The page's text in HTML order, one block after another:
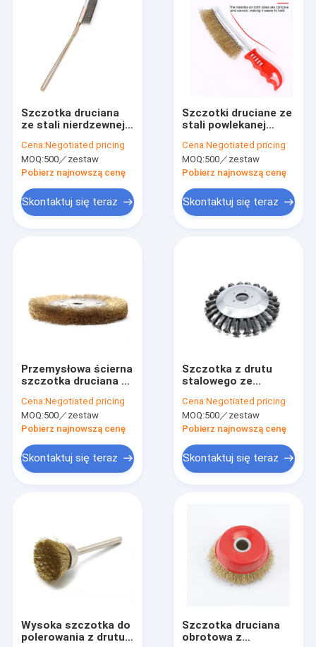
Pokaz VR
O nas
Skontaktuj się z nami
Aktualności
Wszystkie przypadki
Przemysłowe szczotki do czyszczenia
Szczotki do czyszczenia samochodu
Zestaw szczotki wiertniczej
Szczotka druciana
ze stali nierdzewnej
rączka Nylonowy drut
Cena:Negotiated pricing
MOQ:500／zestaw
Pobierz najnowszą cenę
Skontaktuj się teraz
Szczotki druciane ze
stali powlekanej
z plastikowym
uchwytem
Cena:Negotiated pricing
MOQ:500／zestaw
Pobierz najnowszą cenę
Skontaktuj się teraz
Przemysłowa ścierna
szczotka druciana ze
Tarcza polerska
Płaski otwór
Cena:Negotiated pricing
MOQ:500／zestaw
Pobierz najnowszą cenę
Skontaktuj się teraz
Szczotka z drutu
stalowego ze
Dostosowane
Cena:Negotiated pricing
MOQ:500／zestaw
Pobierz najnowszą cenę
Skontaktuj się teraz
Wysoka szczotka do
polerowania z drutu
Szczotka druciana
obrotowa z